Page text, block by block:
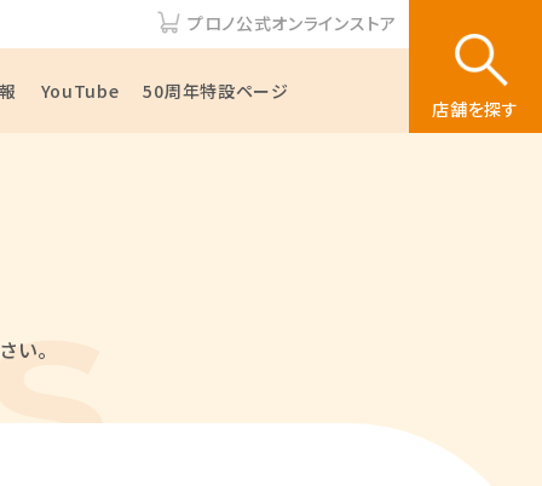
プロノ公式オンラインストア
YouTube 50周年特設ページ
店舗を探す
い。